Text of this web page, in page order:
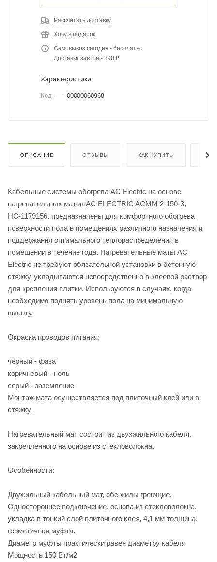
Рассчитать доставку
Хочу в подарок
Самовывоз сегодня - бесплатно
Доставка завтра - 390 ₽
Характеристики
Код — 00000060968
ОПИСАНИЕ ОТЗЫВЫ КАК КУПИТЬ
Кабельные системы обогрева AC Electriс на основе
нагревательных матов AC ELECTRIC ACMM 2-150-3,
НС-1179156, предназначены для комфортного обогрева
поверхности пола в помещениях различного назначения и
поддержания оптимального теплораспределения в
помещении в течение года. Нагревательные маты AC
Electriс не требуют обязательной установки в бетонную
стяжку, укладываются непосредственно в клеевой раствор
для крепления плитки. Используются в случаях, когда
необходимо поднять уровень пола на минимальную
высоту.
Окраска проводов питания:
черный - фаза
коричневый - ноль
серый - заземление
Монтаж мата осуществляется под плиточный клей или в
стяжку.
Нагревательный мат состоит из двухжильного кабеля,
закрепленного на основе из стекловолокна.
Особенности:
Двужильный кабельный мат, обе жилы греющие.
Одностороннее подключение, основа из стекловолокна,
укладка в тонкий слой плиточного клея, 4,1 мм толщина,
герметичная муфта.
Диаметр муфты практически равен диаметру кабеля
Мощность 150 Вт/м2